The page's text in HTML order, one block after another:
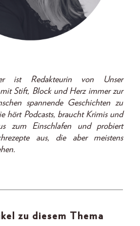
ist Redakteurin von Unser
Stift, Block und Herz immer zur
spannende Geschichten zu
hört Podcasts, braucht Krimis und
zum Einschlafen und probiert
aus, die aber meistens
zu diesem Thema